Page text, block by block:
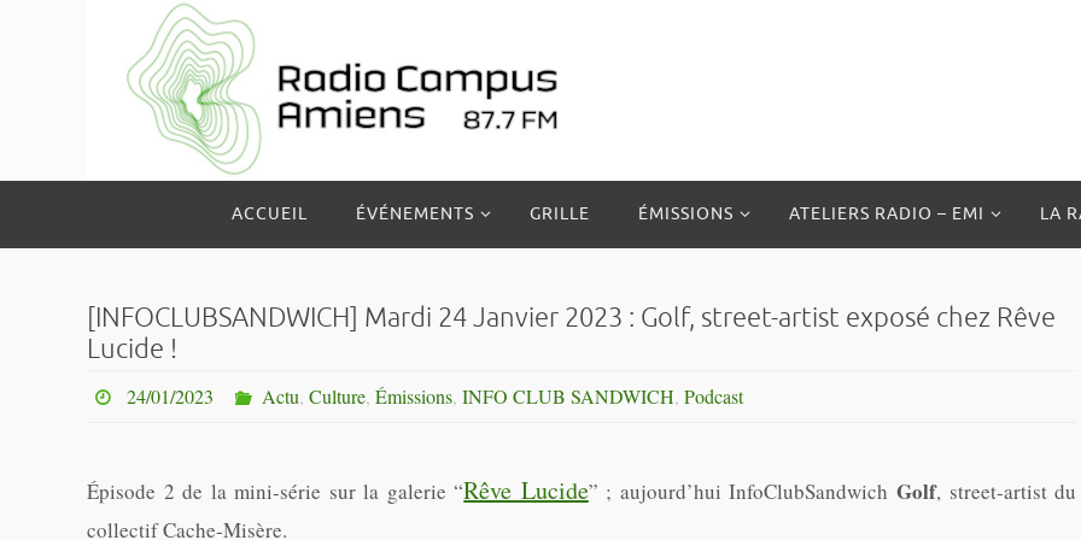
le
ACCUEIL ÉVÉNEMENTS GRILLE ÉMISSIONS ATELIERS RADIO – EMI LA
[INFOCLUBSANDWICH] Mardi 24 Janvier 2023 : Golf, street-artist exposé chez Rêve
Lucide !
24/01/2023 Actu, Culture, Émissions, INFO CLUB SANDWICH, Podcast
Épisode 2 de la mini-série sur la galerie “Rêve Lucide” ; aujourd’hui InfoClubSandwich Golf, street-artist du
collectif Cache-Misère.